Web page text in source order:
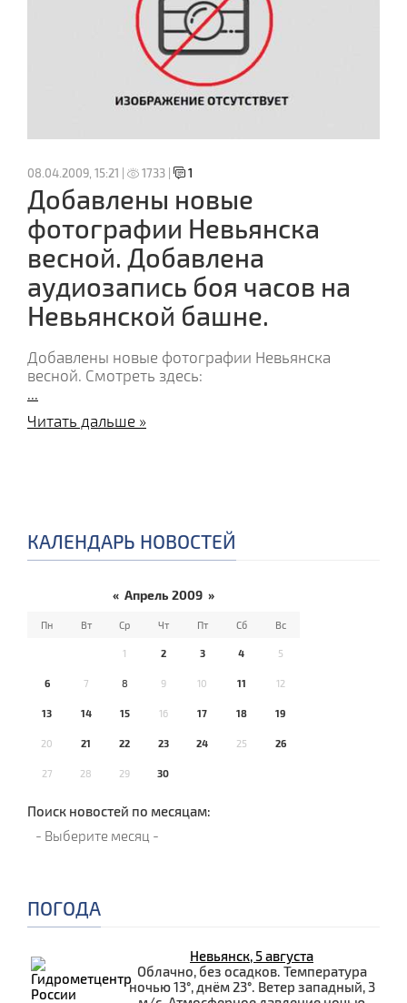
08.04.2009, 15:21 | 1733 | 1
Добавлены новые
фотографии Невьянска
весной. Добавлена
аудиозапись боя часов на
Невьянской башне.
Добавлены новые фотографии Невьянска
весной. Смотреть здесь:
...
Читать дальше »
КАЛЕНДАРЬ НОВОСТЕЙ
« Апрель 2009 »
Пн Вт Ср Чт Пт Сб Вс
1 2 3 4 5
6 7 8 9 10 11 12
13 14 15 16 17 18 19
20 21 22 23 24 25 26
27 28 29 30
Поиск новостей по месяцам:
ПОГОДА
Невьянск, 5 августа
Облачно, без осадков. Температура
ночью 13°, днём 23°. Ветер западный, 3